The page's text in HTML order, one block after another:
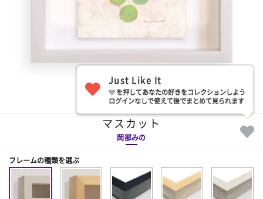
部屋に飾る
マスカット
岡部みの
フレームの種類を選ぶ
Just Like It
を押してあなたの好きをコレクションしよう
ログインなしで使えて後でまとめて見られます